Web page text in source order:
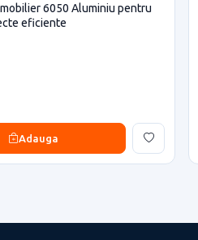
6050 Aluminiu pentru
eficiente
Adauga